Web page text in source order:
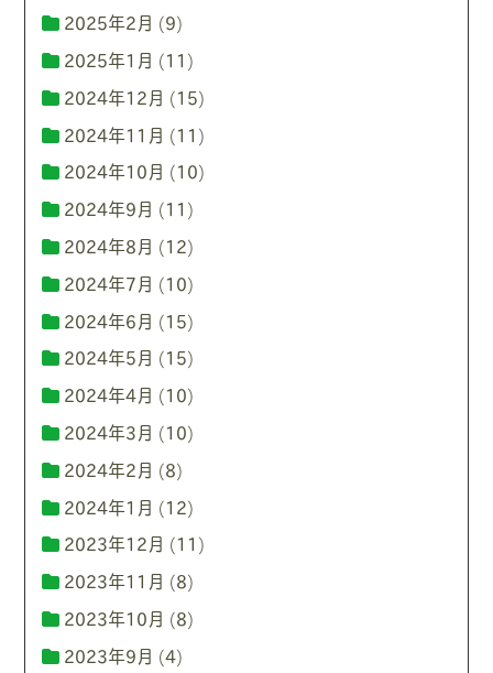
2025年2月 (9)
2025年1月 (11)
2024年12月 (15)
2024年11月 (11)
2024年10月 (10)
2024年9月 (11)
2024年8月 (12)
2024年7月 (10)
2024年6月 (15)
2024年5月 (15)
2024年4月 (10)
2024年3月 (10)
2024年2月 (8)
2024年1月 (12)
2023年12月 (11)
2023年11月 (8)
2023年10月 (8)
2023年9月 (4)